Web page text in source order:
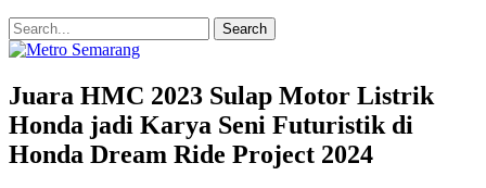
Juara HMC 2023 Sulap Motor Listrik
Honda jadi Karya Seni Futuristik di
Honda Dream Ride Project 2024